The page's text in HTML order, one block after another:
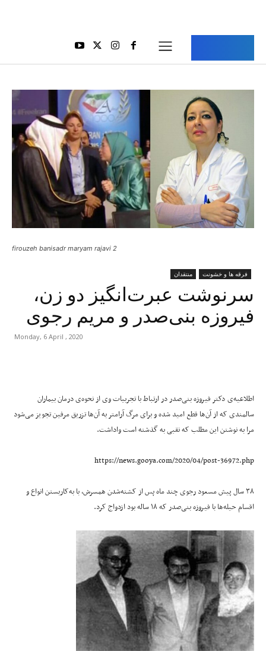
firouzeh banisadr maryam rajavi 2
فرقه ها و خشونت منتقدان
سرنوشت عبرت‌انگیز دو زن،
فیروزه بنی‌صدر و مریم رجوی
Monday, 6 April , 2020
اطلاعیه‌ی دکتر فیروزه بنی‌صدر در ارتباط با تجربیات وی از نحوه‌ی درمان بیماران
سالمندی که از آن‌ها قطع امید شده و برای مرگ آرامتر به آن‌ها تزریق مرفین تجویز می‌شود
مرا به نوشتن این مطلب که نقبی به گذشته است واداشت.
https://news.gooya.com/2020/04/post-36972.php
۳۸ سال پیش مسعود رجوی چند ماه پس از کشته‌شدن همسرش، با به‌کاربستن انواع و
اقسام حیله‌ها با فیروزه بنی‌صدر که ۱۸ ساله بود ازدواج کرد.